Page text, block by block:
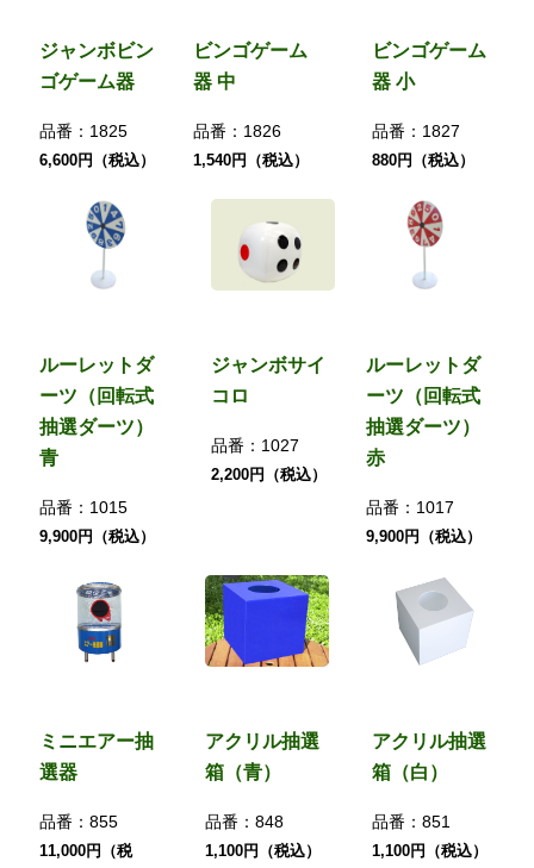
ジャンボビン
ゴゲーム器
品番： 1825
6,600円（税込）
ビンゴゲーム
器 中
品番： 1826
1,540円（税込）
ビンゴゲーム
器 小
品番： 1827
880円（税込）
ルーレットダ
ーツ（回転式
抽選ダーツ）
青
品番： 1015
9,900円（税込）
ジャンボサイ
コロ
品番： 1027
2,200円（税込）
ルーレットダ
ーツ（回転式
抽選ダーツ）
赤
品番： 1017
9,900円（税込）
ミニエアー抽
選器
品番： 855
11,000円（税
アクリル抽選
箱（青）
品番：848
1,100円（税込）
アクリル抽選
箱（白）
品番：851
1,100円（税込）